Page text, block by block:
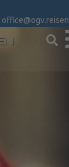
office@ogv.reisen